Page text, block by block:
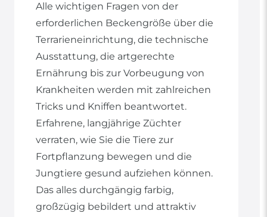
Alle wichtigen Fragen von der
erforderlichen Beckengröße über die
Terrarieneinrichtung, die technische
Ausstattung, die artgerechte
Ernährung bis zur Vorbeugung von
Krankheiten werden mit zahlreichen
Tricks und Kniffen beantwortet.
Erfahrene, langjährige Züchter
verraten, wie Sie die Tiere zur
Fortpflanzung bewegen und die
Jungtiere gesund aufziehen können.
Das alles durchgängig farbig,
großzügig bebildert und attraktiv